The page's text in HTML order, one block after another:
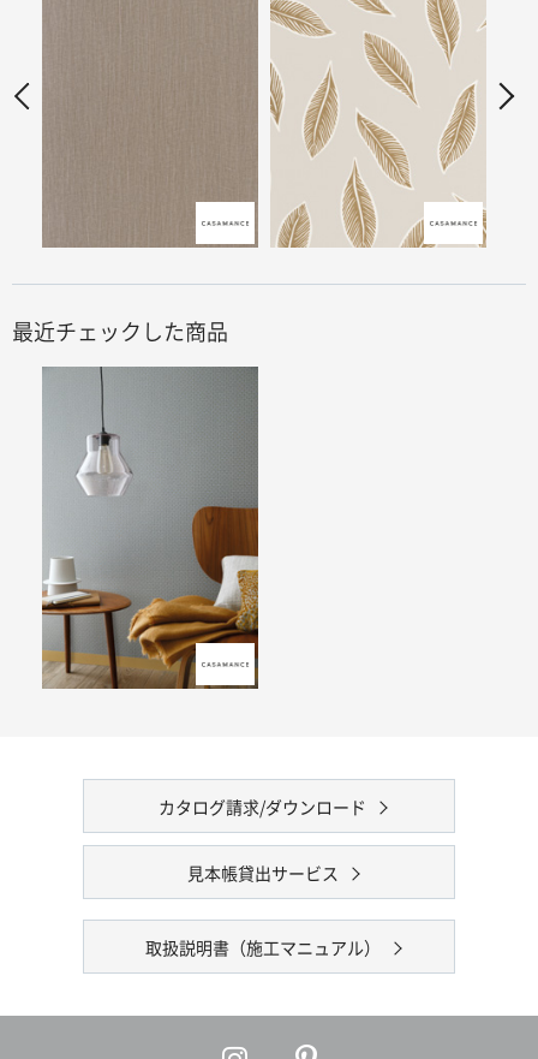
最近チェックした商品
カタログ請求/ダウンロード
見本帳貸出サービス
取扱説明書（施工マニュアル）